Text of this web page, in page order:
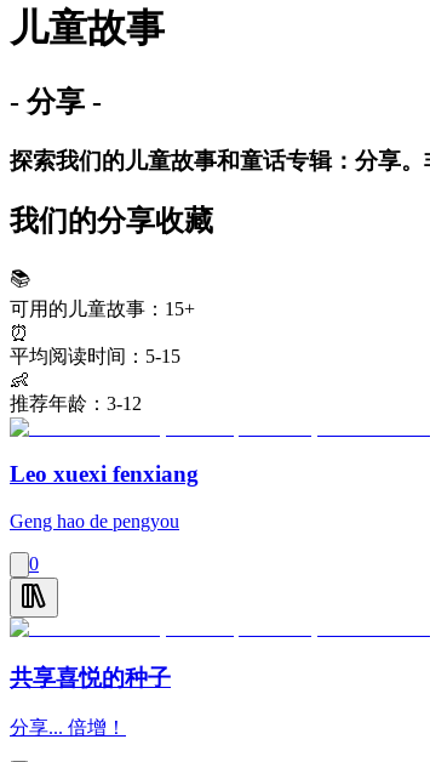
儿童故事
- 分享 -
探索我们的儿童故事和童话专辑：分享
我们的分享收藏
📚
可用的儿童故事： 15+
⏰
平均阅读时间： 5-15
👶
推荐年龄： 3-12
Leo xuexi fenxiang
Geng hao de pengyou
0
共享喜悦的种子
分享... 倍增！